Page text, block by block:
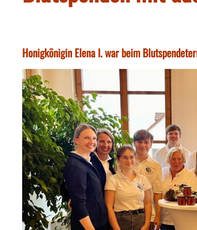
Honigkönigin Elena I. war beim